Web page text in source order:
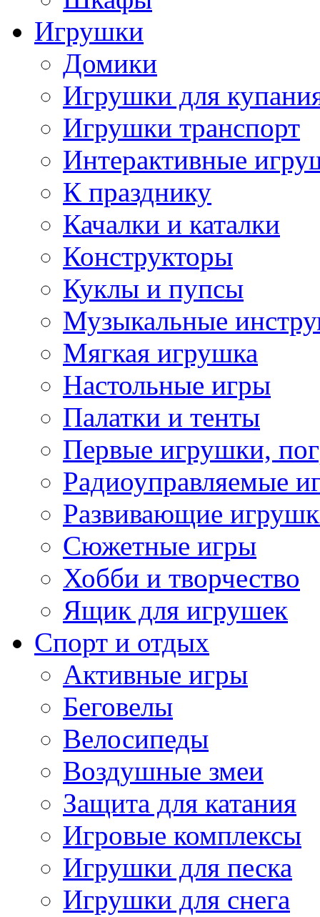
Игрушки
Домики
Игрушки для
Игрушки транспорт
Интерактивные
К празднику
Качалки и каталки
Конструкторы
Куклы и пупсы
Музыкальные
Мягкая игрушка
Настольные игры
Палатки и тенты
Первые игрушки,
Радиоуправляемые
Развивающие
Сюжетные игры
Хобби и творчество
Ящик для игрушек
Спорт и отдых
Активные игры
Беговелы
Велосипеды
Воздушные змеи
Защита для катания
Игровые комплексы
Игрушки для песка
Игрушки для снега